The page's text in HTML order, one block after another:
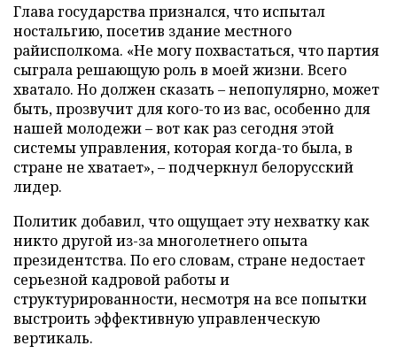
Глава государства признался, что испытал
ностальгию, посетив здание местного
райисполкома. «Не могу похвастаться, что партия
сыграла решающую роль в моей жизни. Всего
хватало. Но должен сказать – непопулярно, может
быть, прозвучит для кого-то из вас, особенно для
нашей молодежи – вот как раз сегодня этой
системы управления, которая когда-то была, в
стране не хватает», – подчеркнул белорусский
лидер.
Политик добавил, что ощущает эту нехватку как
никто другой из-за многолетнего опыта
президентства. По его словам, стране недостает
серьезной кадровой работы и
структурированности, несмотря на все попытки
выстроить эффективную управленческую
вертикаль.